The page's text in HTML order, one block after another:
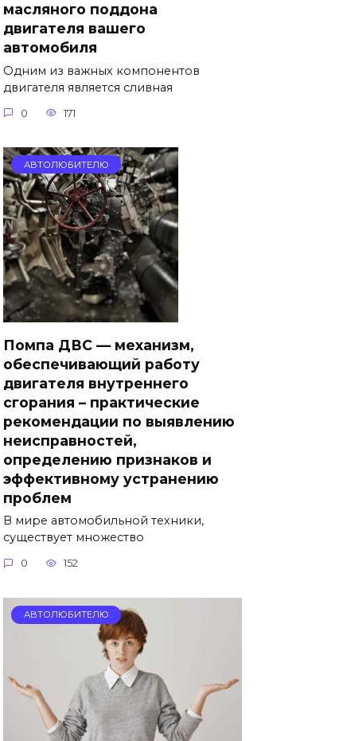
масляного поддона
двигателя вашего
автомобиля
Одним из важных компонентов
двигателя является сливная
0 171
АВТОЛЮБИТЕЛЮ
Помпа ДВС — механизм,
обеспечивающий работу
двигателя внутреннего
сгорания – практические
рекомендации по выявлению
неисправностей,
определению признаков и
эффективному устранению
проблем
В мире автомобильной техники,
существует множество
0 152
АВТОЛЮБИТЕЛЮ